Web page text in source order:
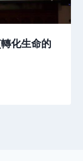
化生命的